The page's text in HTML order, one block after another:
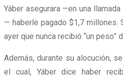
Yáber asegurara —en una
— haberle pagado $1,7 millones.
ayer que nunca recibió “un peso”
Además, durante su alocución,
el cual, Yáber dice haber